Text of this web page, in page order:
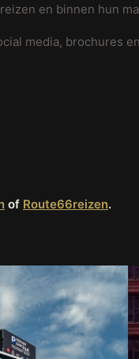
en binnen hun
media, brochures
of Route66reizen.